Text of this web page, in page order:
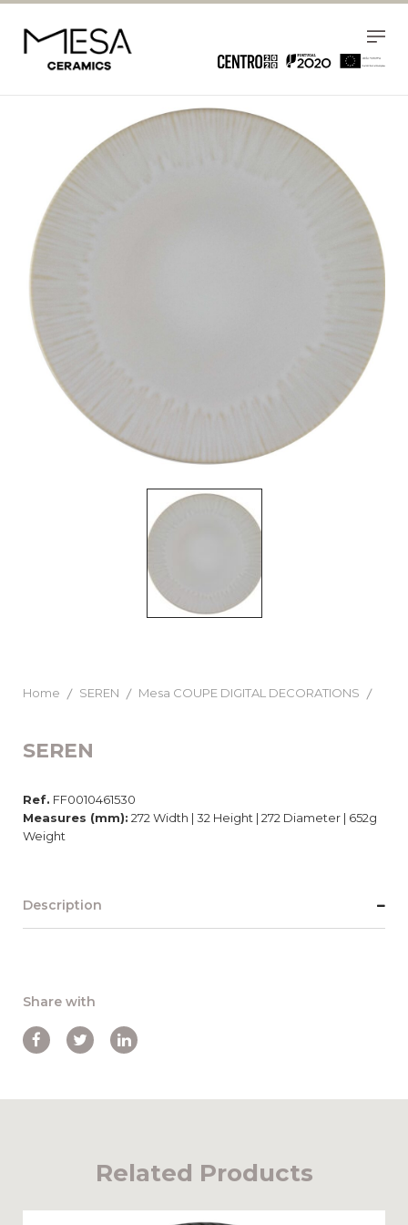
Home SEREN Mesa COUPE DIGITAL DECORATIONS
SEREN
Ref. FF0010461530
Measures (mm): 272 Width | 32 Height | 272 Diameter | 652g
Weight
Description
Share with
Related Products